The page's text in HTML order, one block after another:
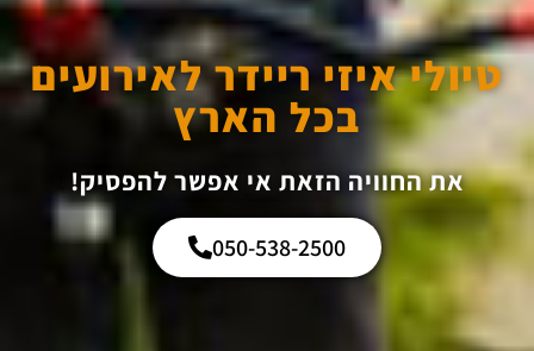
טיולי איזי ריידר לאירועים
בכל הארץ
את החוויה הזאת אי אפשר להפסיק!
050-538-2500